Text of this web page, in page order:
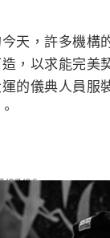
天，許多機構
，以求能完美
的儀典人員服
26